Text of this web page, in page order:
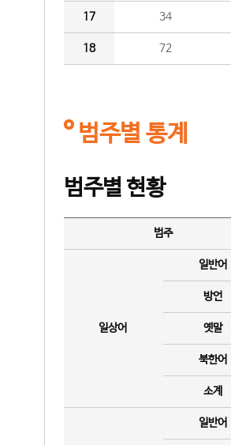
17 34
18 72
범주별 통계
범주별 현황
범주
일상어
일반어
방언
옛말
북한어
소계
일반어